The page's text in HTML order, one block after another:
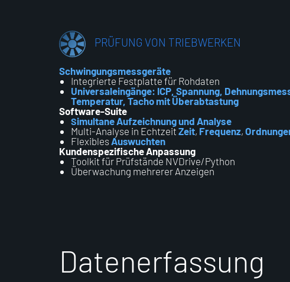
PRÜFUNG VON TRIEBWERKEN
Schwingungsmessgeräte
Integrierte Festplatte für Rohdaten
Universaleingänge: ICP, Spannung,
Temperatur, Tacho mit Überabtastung
Software-Suite
Simultane Aufzeichnung und Analyse
Multi-Analyse in Echtzeit Zeit, Frequenz,
FlexiblesAuswuchten
Kundenspezifische Anpassung
Toolkit für Prüfstände NVDrive/Python
Überwachung mehrerer Anzeigen
Datenerfassung